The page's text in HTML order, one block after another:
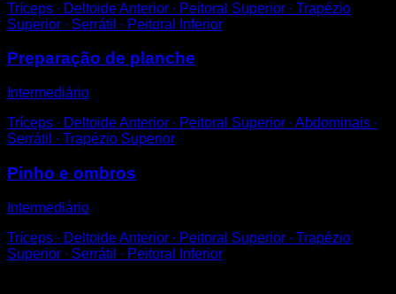
Tríceps ∙ Deltoide Anterior ∙ Peitoral Superior ∙ Trapézio
Superior ∙ Serrátil ∙ Peitoral Inferior
Preparação de planche
Intermediário
Tríceps ∙ Deltoide Anterior ∙ Peitoral Superior ∙ Abdominais ∙
Serrátil ∙ Trapézio Superior
Pinho e ombros
Intermediário
Tríceps ∙ Deltoide Anterior ∙ Peitoral Superior ∙ Trapézio
Superior ∙ Serrátil ∙ Peitoral Inferior